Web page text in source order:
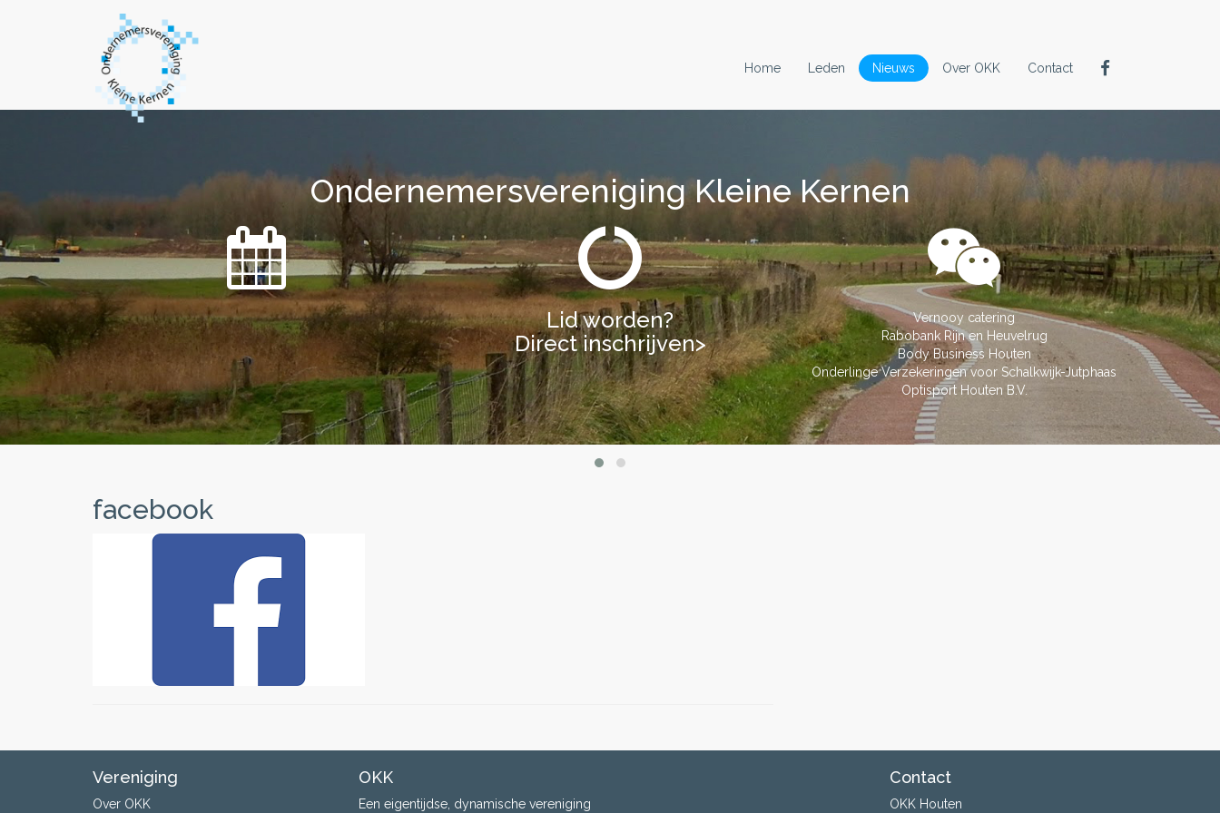
Home Leden Nieuws Over OKK Contact
Ondernemersvereniging Kleine Kernen
Lid worden?
Direct inschrijven>
Vernooy catering
Rabobank Rijn en Heuvelrug
Body Business Houten
Onderlinge Verzekeringen voor Schalkwijk-Jutphaas
Optisport Houten B.V.
facebook
Vereniging
Over OKK
OKK
Een eigentijdse, dynamische vereniging
Contact
OKK Houten